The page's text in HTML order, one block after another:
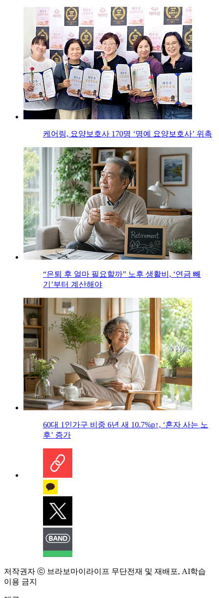
케어링, 요양보호사 170명 ‘명예 요양보호사’ 위촉
“은퇴 후 얼마 필요할까” 노후 생활비, ‘연금 빼
기’부터 계산해야
60대 1인가구 비중 6년 새 10.7%p↑, ‘혼자 사는 노
후’ 증가
저작권자 ⓒ 브라보마이라이프 무단전재 및 재배포, AI학습
이용 금지